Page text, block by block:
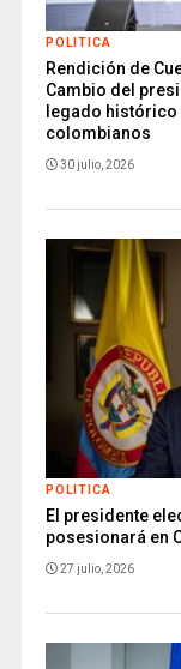
POLITICA
Rendición de
Cambio del
legado
colombianos
30 julio, 2026
POLITICA
El presidente
posesionará en
27 julio, 2026